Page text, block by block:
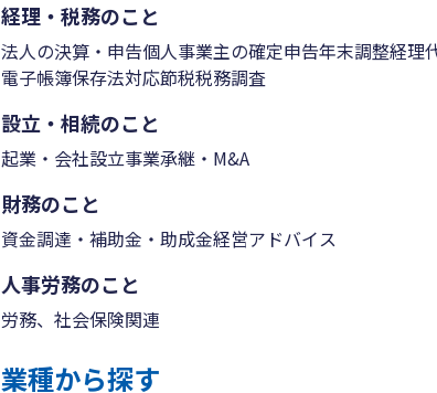
経理・税務のこと
法人の決算・申告個人事業主の確定申告年末調整経理
電子帳簿保存法対応節税税務調査
設立・相続のこと
起業・会社設立事業承継・M&A
財務のこと
資金調達・補助金・助成金経営アドバイス
人事労務のこと
労務、社会保険関連
業種から探す